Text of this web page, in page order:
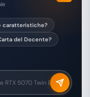
caratteristiche?
del Docente?